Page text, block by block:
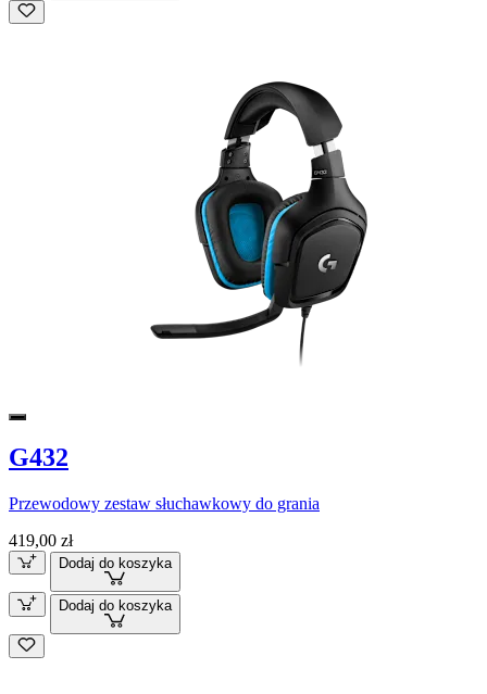
G432
Przewodowy zestaw słuchawkowy do grania
419,00 zł
Dodaj do koszyka
Dodaj do koszyka